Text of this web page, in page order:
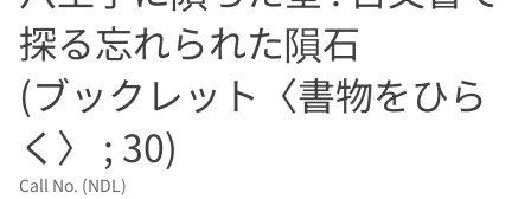
探る忘れられた隕石
(ブックレット〈書物をひら
く〉 ; 30)
Call No. (NDL)